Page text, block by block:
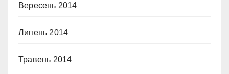
Вересень 2014
Липень 2014
Травень 2014